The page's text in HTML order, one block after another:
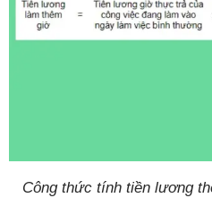
Công thức tính tiền lương